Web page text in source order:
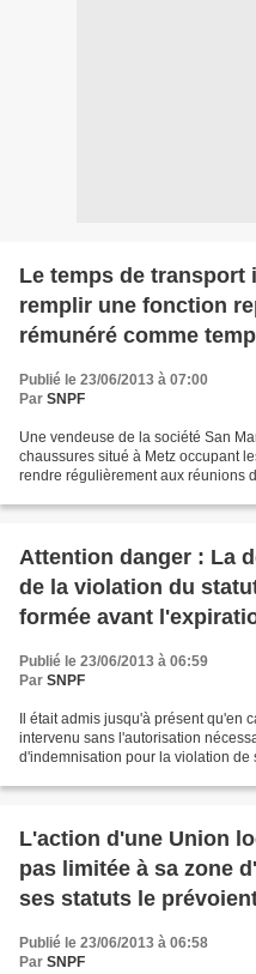
Le temps de
remplir une fonction
rémunéré comme
Publié le 23/06/2013 à 07:00
Par SNPF
Une vendeuse de la société San
chaussures situé à Metz occupant
rendre régulièrement aux réunions
Attention danger : La
de la violation du
formée avant
cas fortuit :
Publié le 23/06/2013 à 06:59
Par SNPF
Il était admis jusqu'à présent qu'en
intervenu sans l'autorisation
d'indemnisation pour la violation de
L'action d'une Union
pas limitée à sa zone
ses statuts le
Publié le 23/06/2013 à 06:58
Par SNPF